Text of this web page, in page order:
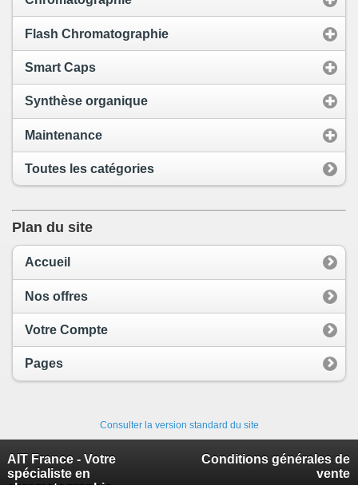
Flash Chromatographie
Smart Caps
Synthèse organique
Maintenance
Toutes les catégories
Plan du site
Accueil
Nos offres
Votre Compte
Pages
Consulter la version standard du site
AIT France - Votre
spécialiste en
Conditions générales de
vente